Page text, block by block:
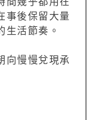
事後保留大量
生活節奏。
向慢慢兌現承